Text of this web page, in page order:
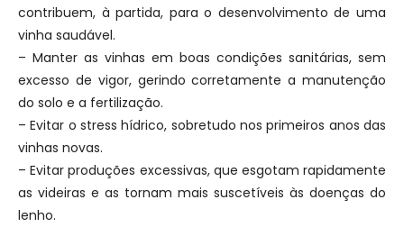
contribuem, à partida, para o desenvolvimento de uma
vinha saudável.
– Manter as vinhas em boas condições sanitárias, sem
excesso de vigor, gerindo corretamente a manutenção
do solo e a fertilização.
– Evitar o stress hídrico, sobretudo nos primeiros anos das
vinhas novas.
– Evitar produções excessivas, que esgotam rapidamente
as videiras e as tornam mais suscetíveis às doenças do
lenho.